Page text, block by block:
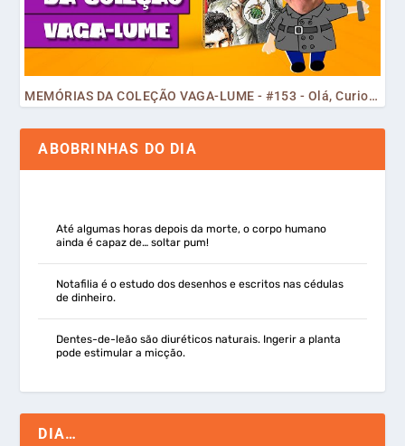
MEMÓRIAS DA COLEÇÃO VAGA-LUME - #153 - Olá, Curiosos! 2023
ABOBRINHAS DO DIA
Até algumas horas depois da morte, o corpo humano
ainda é capaz de… soltar pum!
Notafilia é o estudo dos desenhos e escritos nas cédulas
de dinheiro.
Dentes-de-leão são diuréticos naturais. Ingerir a planta
pode estimular a micção.
DIA…